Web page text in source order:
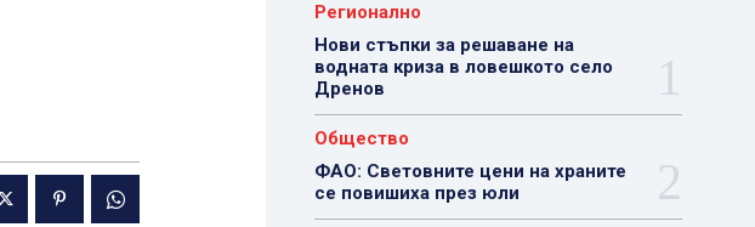
Регионално
Нови стъпки за решаване на
водната криза в ловешкото село
Дренов
Общество
ФАО: Световните цени на храните
се повишиха през юли